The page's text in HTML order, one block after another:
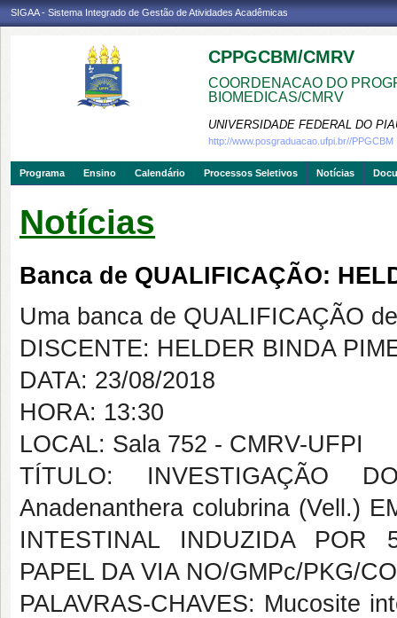
SIGAA - Sistema Integrado de Gestão de Atividades Acadêmicas
CPPGCBM/CMRV
COORDENACAO DO
BIOMEDICAS/CMRV
UNIVERSIDADE FEDERAL DO
http://www.posgraduacao.ufpi.br//PPGCBM
Programa Ensino Calendário Processos Seletivos Notícias
Notícias
Banca de QUALIFICAÇÃO:
Uma banca de QUALIFICAÇÃO
DISCENTE: HELDER BINDA
DATA: 23/08/2018
HORA: 13:30
LOCAL: Sala 752 - CMRV-UFPI
TÍTULO: INVESTIGAÇÃO
Anadenanthera colubrina (Vell.)
INTESTINAL INDUZIDA POR
PAPEL DA VIA NO/GMPc/PKG/
PALAVRAS-CHAVES: Mucosite